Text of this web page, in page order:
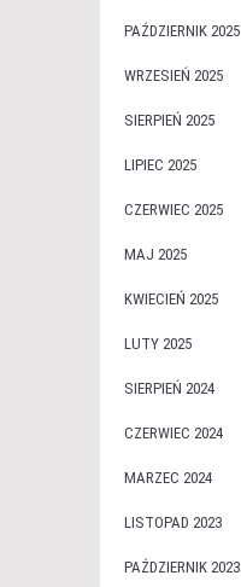
PAŹDZIERNIK 2025
WRZESIEŃ 2025
SIERPIEŃ 2025
LIPIEC 2025
CZERWIEC 2025
MAJ 2025
KWIECIEŃ 2025
LUTY 2025
SIERPIEŃ 2024
CZERWIEC 2024
MARZEC 2024
LISTOPAD 2023
PAŹDZIERNIK 2023